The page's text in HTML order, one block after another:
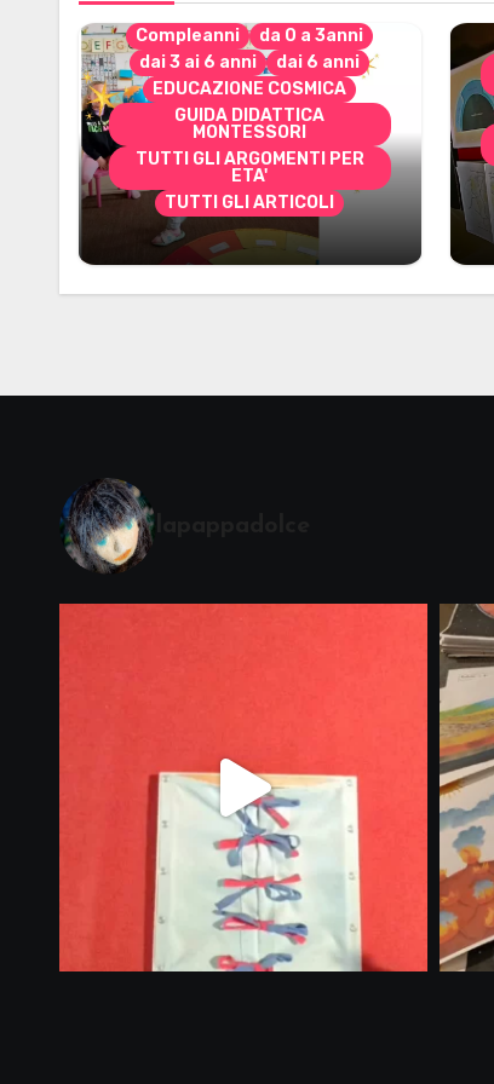
Compleanni
da 0 a 3anni
dai 3 ai 6 anni
dai 6 anni
EDUCAZIONE COSMICA
GUIDA DIDATTICA
MONTESSORI
TUTTI GLI ARGOMENTI PER
ETA'
TUTTI GLI ARTICOLI
Alcuni materiali per
accompagnare la
Cerimonia del Sole